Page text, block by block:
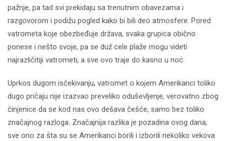
pažnje, pa tad svi prekidaju sa trenutnim obavezama i
razgovorom i podižu pogled kako bi bili deo atmosfere. Pored
vatrometa koje obezbeđuje država, svaka grupica obično
ponese i nešto svoje, pa se duž cele plaže mogu videti
najrazličitiji vatrometi, a sve ovo traje do kasno u noć.
Uprkos dugom isčekivanju, vatromet o kojem Amerikanci toliko
dugo pričaju nije izazvao preveliko oduševljenje, verovatno zbog
činjenice da se kod nas ovo dešava češće, samo bez toliko
značajnog razloga. Značajnija razlika je pozadina ovog dana,
sve ono za šta su se Amerikanci borili i izborili nekoliko vekova